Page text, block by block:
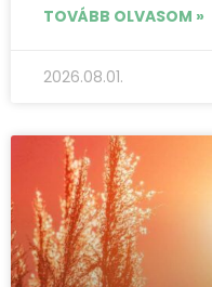
TOVÁBB OLVASOM »
2026.08.01.